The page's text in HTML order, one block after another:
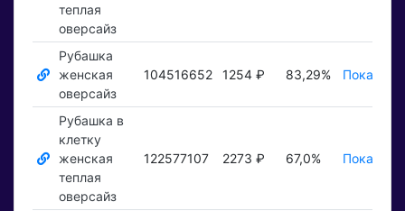
теплая
оверсайз
Рубашка
женская
оверсайз
104516652 1254 ₽ 83,29% Показать
Рубашка в
клетку
женская
теплая
оверсайз
122577107 2273 ₽ 67,0% Показать